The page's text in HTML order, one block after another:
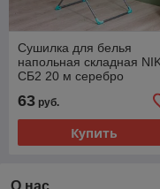
Сушилка для белья
напольная складная
СБ2 20 м серебро
63 руб.
Купить